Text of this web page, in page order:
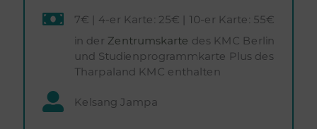
7€ | 4-er Karte: 25€ | 10-er Karte: 55€
in der Zentrumskarte des KMC Berlin
und Studienprogrammkarte Plus des
Tharpaland KMC enthalten
Kelsang Jampa